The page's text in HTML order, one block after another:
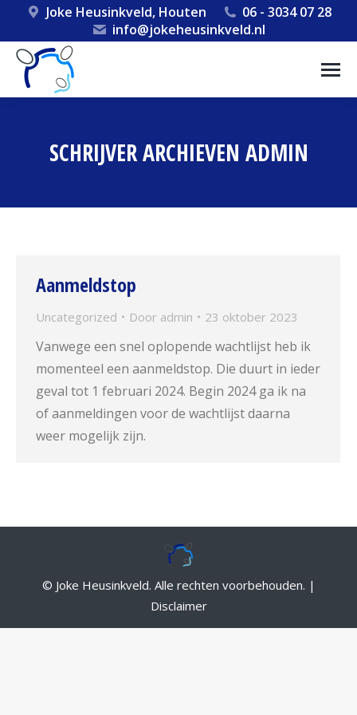
Joke Heusinkveld, Houten
06 - 3034 07 28
info@jokeheusinkveld.nl
SCHRIJVER ARCHIEVEN ADMIN
Aanmeldstop
Uncategorized Door admin 23 oktober 2023
Vanwege een snel oplopende wachtlijst heb ik
momenteel een aanmeldstop. Die duurt in ieder
geval tot 1 februari 2024. Begin 2024 ga ik na
of aanmeldingen voor de wachtlijst daarna
weer mogelijk zijn.
© Joke Heusinkveld. Alle rechten voorbehouden. |
Disclaimer